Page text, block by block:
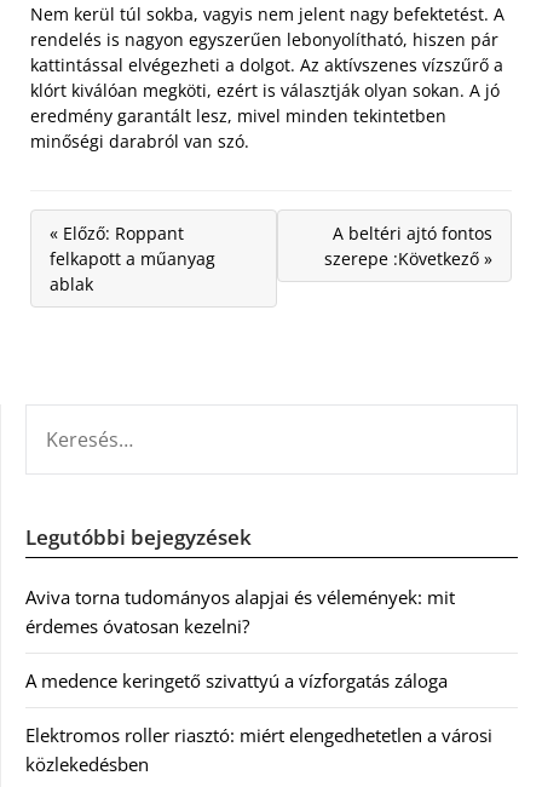
Nem kerül túl sokba, vagyis nem jelent nagy befektetést. A
rendelés is nagyon egyszerűen lebonyolítható, hiszen pár
kattintással elvégezheti a dolgot. Az aktívszenes vízszűrő a
klórt kiválóan megköti, ezért is választják olyan sokan. A jó
eredmény garantált lesz, mivel minden tekintetben
minőségi darabról van szó.
« Előző: Roppant
felkapott a műanyag
ablak
A beltéri ajtó fontos
szerepe :Következő »
Legutóbbi bejegyzések
Aviva torna tudományos alapjai és vélemények: mit
érdemes óvatosan kezelni?
A medence keringető szivattyú a vízforgatás záloga
Elektromos roller riasztó: miért elengedhetetlen a városi
közlekedésben